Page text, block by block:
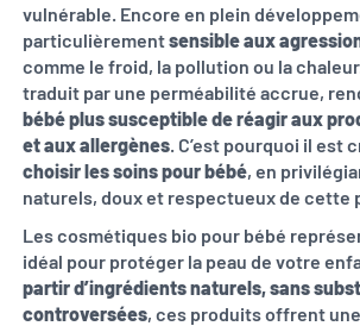
vulnérable. Encore en plein
particulièrementsensible aux
comme le froid, la pollution ou la
traduit par une perméabilité accrue,
bébé plus susceptible de réagir aux
et aux allergènes . C’est pourquoi il est
choisir les soins pour bébé, en
naturels, doux et respectueux de cette
Les cosmétiques bio pour bébé
idéal pour protéger la peau de votre
partir d’ingrédients naturels, sans
controversées, ces produits offrent